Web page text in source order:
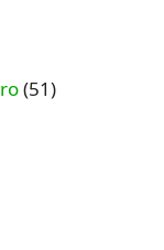
(51)